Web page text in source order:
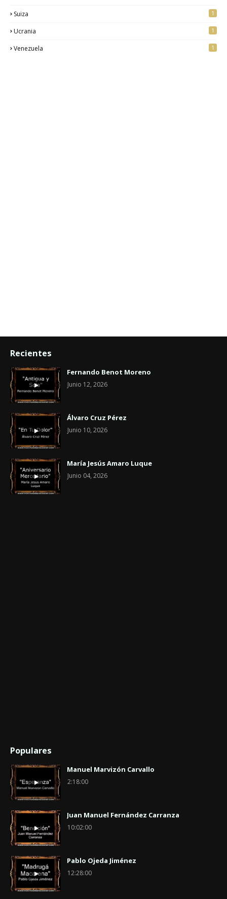
Suiza
1
Ucrania 1
Venezuela 1
Recientes
Fernando Benot Moreno
Junio 12, 2026
Álvaro Cruz Pérez
Junio 10, 2026
María Jesús Amaro Luque
Junio 04, 2026
Populares
Manuel Marvizón Carvallo
2:18:00
Juan Manuel Fernández Carranza
10:02:00
Pablo Ojeda Jiménez
12:28:00